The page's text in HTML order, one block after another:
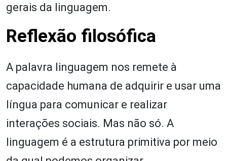
gerais da linguagem.
Reflexão filosófica
A palavra linguagem nos remete à
capacidade humana de adquirir e usar uma
língua para comunicar e realizar
interações sociais. Mas não só. A
linguagem é a estrutura primitiva por meio